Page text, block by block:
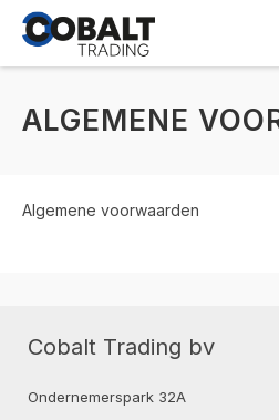
ALGEMENE
Algemene voorwaarden
Cobalt Trading bv
Ondernemerspark 32A